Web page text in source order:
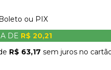
ou PIX
DE R$ 20,21
R$ 63,17 sem juros no